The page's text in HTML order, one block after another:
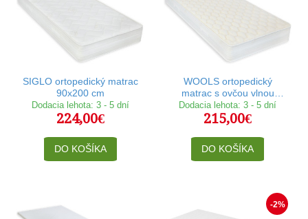
SIGLO ortopedický matrac
90x200 cm
Dodacia lehota: 3 - 5 dní
224,00€
DO KOŠÍKA
WOOLS ortopedický
matrac s ovčou vlnou
90x200 cm
Dodacia lehota: 3 - 5 dní
215,00€
DO KOŠÍKA
-2%